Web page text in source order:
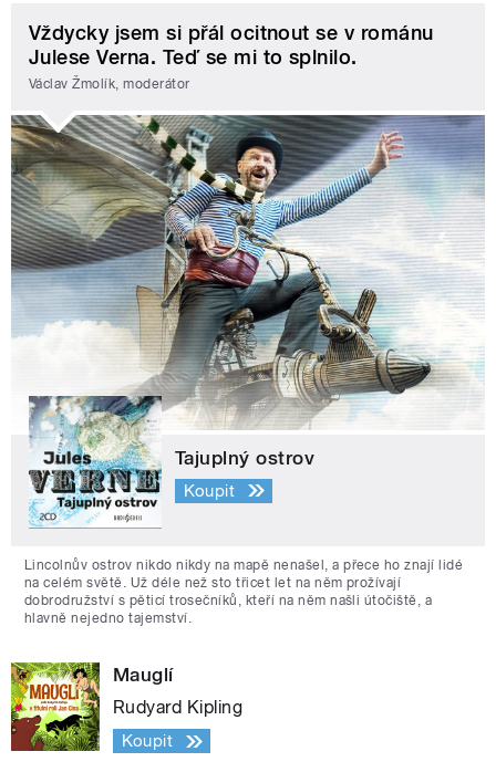
Vždycky jsem si přál ocitnout se v románu
Julese Verna. Teď se mi to splnilo.
Václav Žmolík, moderátor
Tajuplný ostrov
Koupit
Lincolnův ostrov nikdo nikdy na mapě nenašel, a přece ho znají lidé
na celém světě. Už déle než sto třicet let na něm prožívají
dobrodružství s pěticí trosečníků, kteří na něm našli útočiště, a
hlavně nejedno tajemství.
Mauglí
Rudyard Kipling
Koupit